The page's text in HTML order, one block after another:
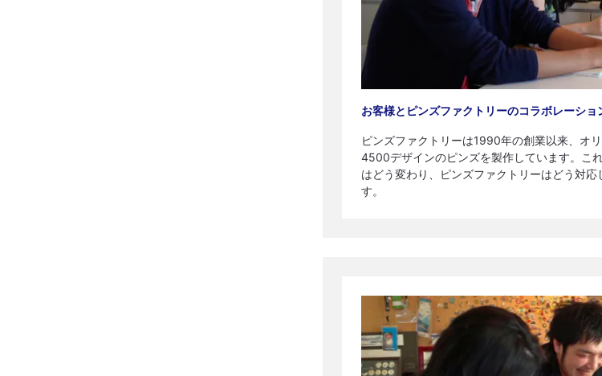
お客様とピンズファクトリーのコラボレーショ
ピンズファクトリーは1990年の創業以来、オ
4500デザインのピンズを製作しています。こ
はどう変わり、ピンズファクトリーはどう対
す。